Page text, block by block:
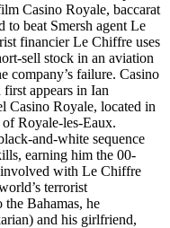
Casino Royale, baccarat
to beat Smersh agent Le
financier Le Chiffre uses
sell stock in an aviation
company’s failure. Casino
appears in Ian
Casino Royale, located in
Royale-les-Eaux.
and-white sequence
earning him the 00-
involved with Le Chiffre
terrorist
Bahamas, he
and his girlfriend,